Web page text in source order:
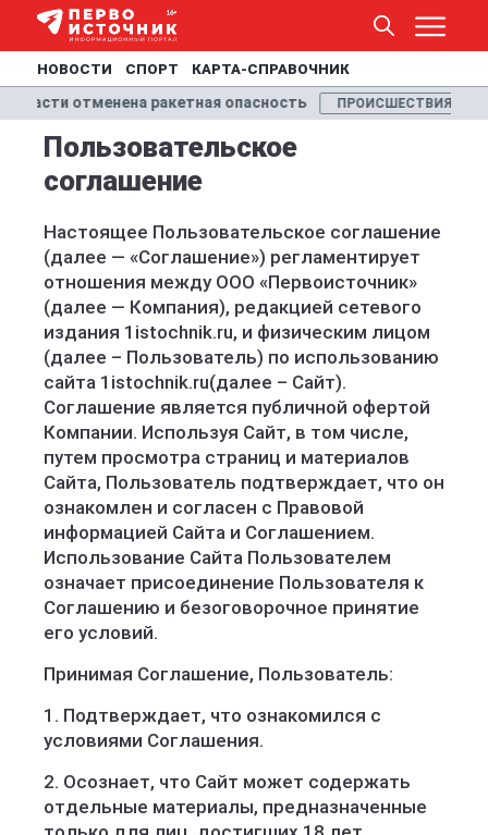
НОВОСТИ СПОРТ КАРТА-СПРАВОЧНИК
отменена ракетная опасность ПРОИСШЕСТВИЯ
Пользовательское
соглашение
Настоящее Пользовательское соглашение
(далее — «Соглашение») регламентирует
отношения между ООО «Первоисточник»
(далее — Компания), редакцией сетевого
издания 1istochnik.ru, и физическим лицом
(далее – Пользователь) по использованию
сайта 1istochnik.ru(далее – Сайт).
Соглашение является публичной офертой
Компании. Используя Сайт, в том числе,
путем просмотра страниц и материалов
Сайта, Пользователь подтверждает, что он
ознакомлен и согласен с Правовой
информацией Сайта и Соглашением.
Использование Сайта Пользователем
означает присоединение Пользователя к
Соглашению и безоговорочное принятие
его условий.
Принимая Соглашение, Пользователь:
1. Подтверждает, что ознакомился с
условиями Соглашения.
2. Осознает, что Сайт может содержать
отдельные материалы, предназначенные